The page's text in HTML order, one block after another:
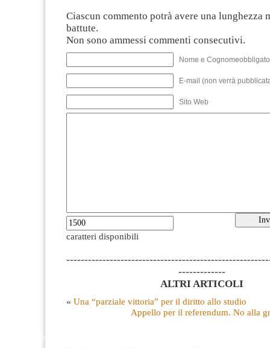
Ciascun commento potrà avere una lunghezza
battute.
Non sono ammessi commenti consecutivi.
Nome e
E-mail (non verrà
Sito Web
caratteri disponibili
-------------
ALTRI ARTICOLI
« Una “parziale vittoria” per il diritto allo studio
Appello per il referendum. No alla